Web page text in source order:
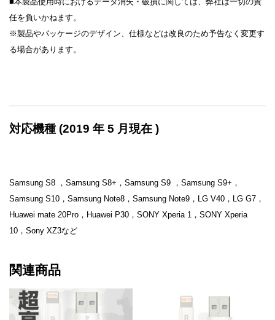
任を負いかねます。
※製品やパッケージのデザイン、仕様などは改良のため予告なく変更す
る場合があります。
対応機種 (2019 年 5 月現在 )
Samsung S8 ，Samsung S8+，Samsung S9 ，Samsung S9+，
Samsung S10，Samsung Note8，Samsung Note9，LG V40，LG G7，
Huawei mate 20Pro，Huawei P30，SONY Xperia 1，SONY Xperia
10，Sony XZ3など
関連商品